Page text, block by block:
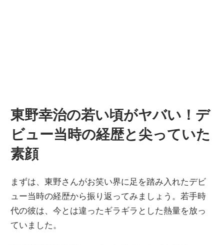
東野幸治の若い頃がヤバい！デ
ビュー当時の経歴と尖っていた
素顔
まずは、東野さんがお笑い界に足を踏み入れたデビ
ュー当時の経歴から振り返ってみましょう。若手時
代の彼は、今とは違ったギラギラとした熱量を放っ
ていました。